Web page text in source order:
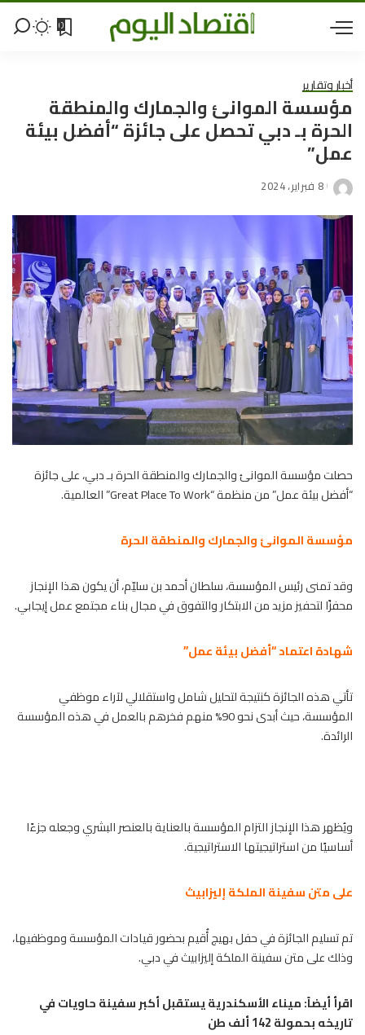
0
أخبار وتقارير
مؤسسة الموانئ والجمارك والمنطقة
الحرة بـ دبي تحصل على جائزة “أفضل بيئة
عمل”
8 فبراير، 2024
حصلت مؤسسة الموانئ والجمارك والمنطقة الحرة بـ دبي، على جائزة
“أفضل بيئة عمل” من منظمة “Great Place To Work” العالمية.
مؤسسة الموانئ والجمارك والمنطقة الحرة
وقد تمنى رئيس المؤسسة، سلطان أحمد بن سليّم، أن يكون هذا الإنجاز
محفزًا لتحفيز مزيد من الابتكار والتفوق في مجال بناء مجتمع عمل إيجابي.
شهادة اعتماد “أفضل بيئة عمل”
تأتي هذه الجائزة كنتيجة لتحليل شامل واستقلالي لآراء موظفي
المؤسسة، حيث أبدى نحو 90% منهم فخرهم بالعمل في هذه المؤسسة
الرائدة.
ويُظهر هذا الإنجاز التزام المؤسسة بالعناية بالعنصر البشري وجعله جزءًا
أساسيًا من استراتيجيتها الاستراتيجية.
على متن سفينة الملكة إليزابيث
تم تسليم الجائزة في حفل بهيج أُقيم بحضور قيادات المؤسسة وموظفيها،
وذلك على متن سفينة الملكة إليزابيث في دبي.
اقرأ أيضاً:ميناء الأسكندرية يستقبل أكبر سفينة حاويات في
تاريخه بحمولة 142 ألف طن